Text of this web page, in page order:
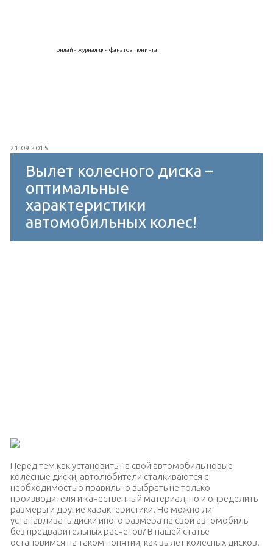
онлайн журнал для фанатов тюнинга
21.09.2015
Вылет колесного диска –
оптимальные
характеристики
автомобильных колес!
Перед тем как установить на свой автомобиль новые
колесные диски, автолюбители сталкиваются с
необходимостью правильно выбрать не только
производителя и качественный материал, но и определить
размеры и другие характеристики. Но можно ли
устанавливать диски иного размера на свой автомобиль
без предварительных расчетов? В нашей статье
остановимся на таком понятии, как вылет колесных дисков.